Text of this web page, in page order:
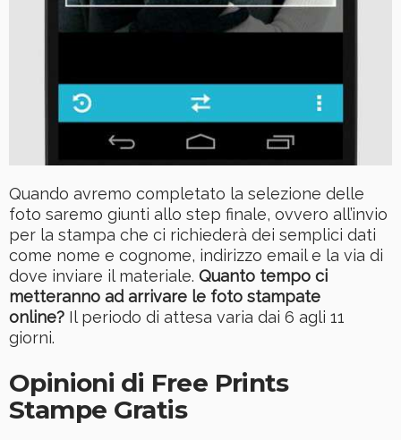
Quando avremo completato la selezione delle
foto saremo giunti allo step finale, ovvero all’invio
per la stampa che ci richiederà dei semplici dati
come nome e cognome, indirizzo email e la via di
dove inviare il materiale. Quanto tempo ci
metteranno ad arrivare le foto stampate
online? Il periodo di attesa varia dai 6 agli 11
giorni.
Opinioni di Free Prints
Stampe Gratis